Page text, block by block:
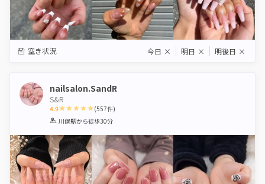
空き状況 今日 × 明日 × 明後日 ×
nailsalon.SandR
S&R
4.9
1 2 3 4 5
(557件)
川俣駅から徒歩30分